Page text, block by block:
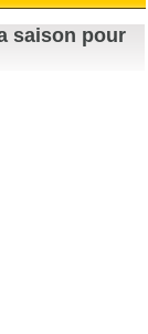
saison pour